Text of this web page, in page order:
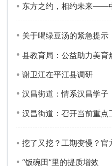
东方之约，相约未来——中国元首外
关于喝绿豆汤的紧急提示
县教育局：公益助力美育焕新！为爱黔行公
谢卫江在平江县调研
汉昌街道：情系汉昌学子，传递政协温度 ——政
汉昌街道：召开当前重点
挖了又挖？工期变慢？官
“饭碗田”里的提质增效